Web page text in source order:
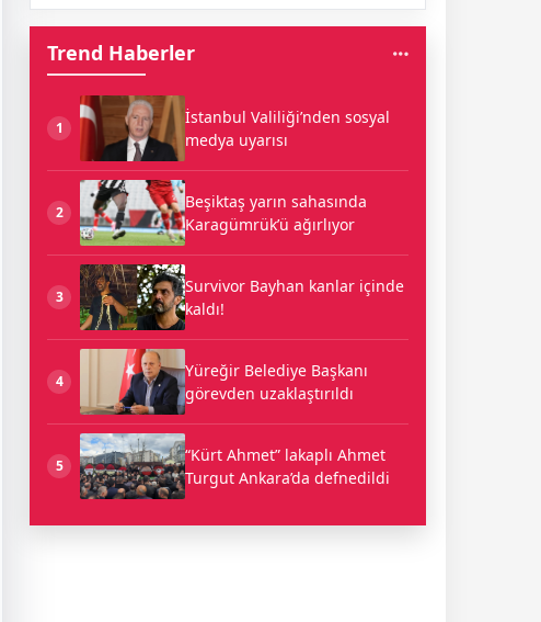
Trend Haberler
1
İstanbul Valiliği’nden sosyal
medya uyarısı
2
Beşiktaş yarın sahasında
Karagümrük’ü ağırlıyor
3
Survivor Bayhan kanlar içinde
kaldı!
4
Yüreğir Belediye Başkanı
görevden uzaklaştırıldı
5
“Kürt Ahmet” lakaplı Ahmet
Turgut Ankara’da defnedildi